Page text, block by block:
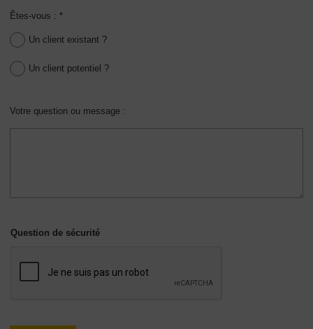
Êtes-vous : *
Un client existant ?
Un client potentiel ?
Votre question ou message :
Question de sécurité